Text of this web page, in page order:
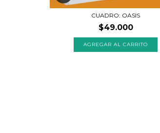
CUADRO: OASIS
$49.000